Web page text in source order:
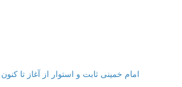
امام خمینی ثابت و استوار از آغاز تا